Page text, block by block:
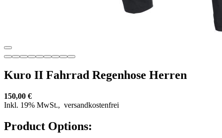
Kuro II Fahrrad Regenhose Herren
150,00 €
Inkl. 19% MwSt., versandkostenfrei
Product Options: